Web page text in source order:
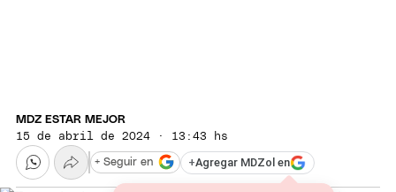
MDZ ESTAR MEJOR
15 de abril de 2024 · 13:43 hs
+Agregar MDZol en
+ Seguir en